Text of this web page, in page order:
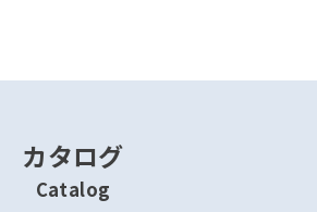
カタログ
Catalog